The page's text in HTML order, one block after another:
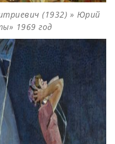
(1932) » Юрий
1969 год